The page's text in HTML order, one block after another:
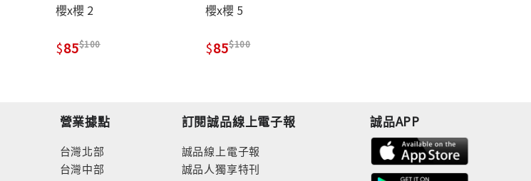
櫻x櫻 2
85 100
櫻x櫻 5
85 100
營業據點
台灣北部
台灣中部
訂閱誠品線上電子報
誠品線上電子報
誠品人獨享特刊
誠品APP